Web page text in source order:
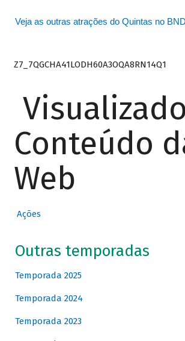
Veja as outras atrações do Quintas no
Z7_7QGCHA41LODH60A3OQA8RN14Q1
Conteúdo
Web
Ações
Outras temporadas
Temporada 2025
Temporada 2024
Temporada 2023